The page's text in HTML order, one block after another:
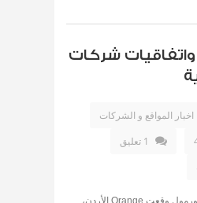
شركات
اخبار المواقع و الشركات
1 تعليق
اتفاقية اورانج الأردن وجورمول وقعت Orange الأردن،